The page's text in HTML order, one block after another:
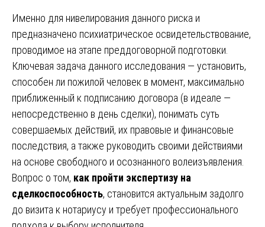
Именно для нивелирования данного риска и
предназначено психиатрическое освидетельствование,
проводимое на этапе преддоговорной подготовки.
Ключевая задача данного исследования — установить,
способен ли пожилой человек в момент, максимально
приближенный к подписанию договора (в идеале —
непосредственно в день сделки), понимать суть
совершаемых действий, их правовые и финансовые
последствия, а также руководить своими действиями
на основе свободного и осознанного волеизъявления.
Вопрос о том, как пройти экспертизу на
сделкоспособность, становится актуальным задолго
до визита к нотариусу и требует профессионального